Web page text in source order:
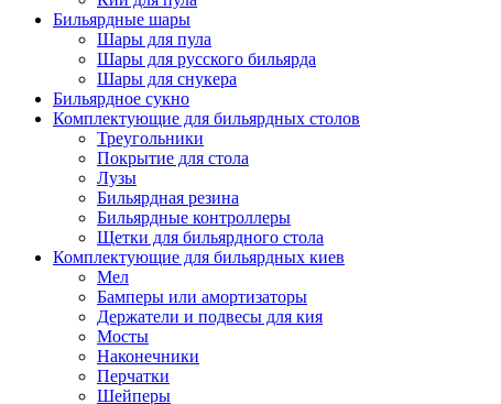
Бильярдные шары
Шары для пула
Шары для русского бильярда
Шары для снукера
Бильярдное сукно
Комплектующие для бильярдных столов
Треугольники
Покрытие для стола
Лузы
Бильярдная резина
Бильярдные контроллеры
Щетки для бильярдного стола
Комплектующие для бильярдных киев
Мел
Бамперы или амортизаторы
Держатели и подвесы для кия
Мосты
Наконечники
Перчатки
Шейперы